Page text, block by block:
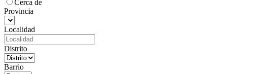
Cerca de
Provincia
Localidad
Distrito
Barrio